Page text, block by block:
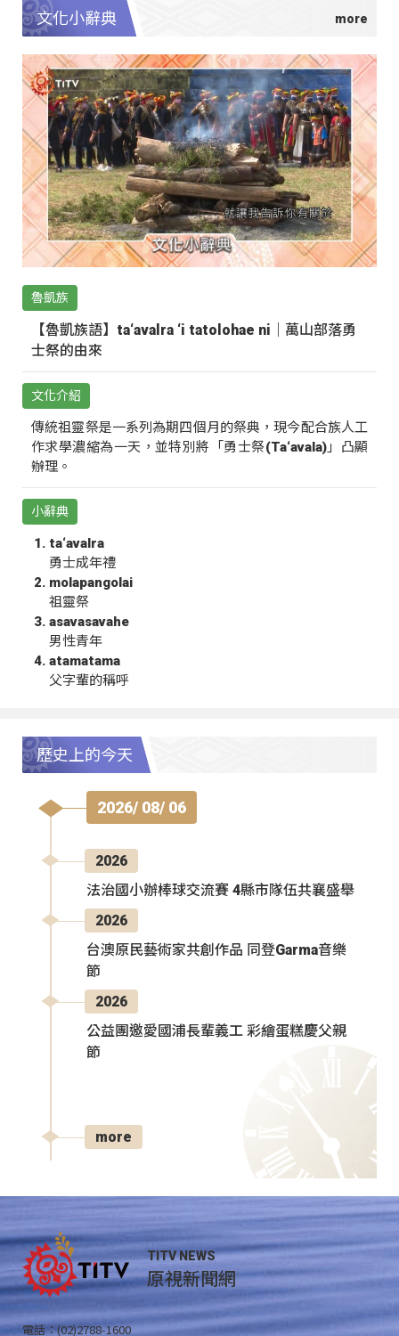
文化小辭典
魯凱族
【魯凱族語】ta‘avalra ‘i tatolohae ni｜萬山部落勇
士祭的由來
文化介紹
傳統祖靈祭是一系列為期四個月的祭典，現今配合族人工
作求學濃縮為一天，並特別將「勇士祭(Ta‘avala)」凸顯
辦理。
小辭典
ta‘avalra
勇士成年禮
molapangolai
祖靈祭
asavasavahe
男性青年
atamatama
父字輩的稱呼
歷史上的今天
2026/ 08/ 06
2026
法治國小辦棒球交流賽 4縣市隊伍共襄盛舉
2026
台澳原民藝術家共創作品 同登Garma音樂
節
2026
公益團邀愛國浦長輩義工 彩繪蛋糕慶父親
節
more
TITV NEWS
原視新聞網
電話：(02)2788-1600